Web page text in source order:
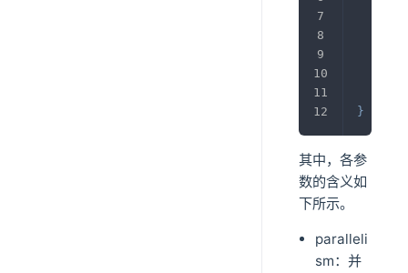
}
其中，各参
数的含义如
下所示。
paralleli
sm：并